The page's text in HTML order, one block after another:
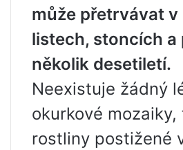
může přetrvávat
listech, stoncích a
několik desetiletí.
Neexistuje žádný
okurkové mozaiky,
rostliny postižené